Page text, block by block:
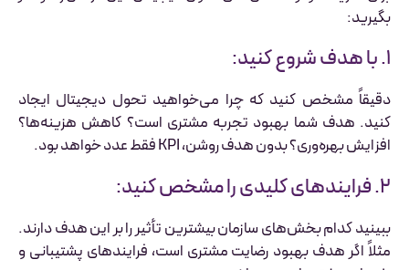
بگیرید:
۱. با هدف شروع کنید:
دقیقاً مشخص کنید که چرا می‌خواهید تحول دیجیتال ایجاد
کنید. هدف شما بهبود تجربه مشتری است؟ کاهش هزینه‌ها؟
افزایش بهره‌وری؟ بدون هدف روشن، KPI فقط عدد خواهد بود.
۲. فرایندهای کلیدی را مشخص کنید:
ببینید کدام بخش‌های سازمان بیشترین تأثیر را بر این هدف دارند.
مثلاً اگر هدف بهبود رضایت مشتری است، فرایندهای پشتیبانی و